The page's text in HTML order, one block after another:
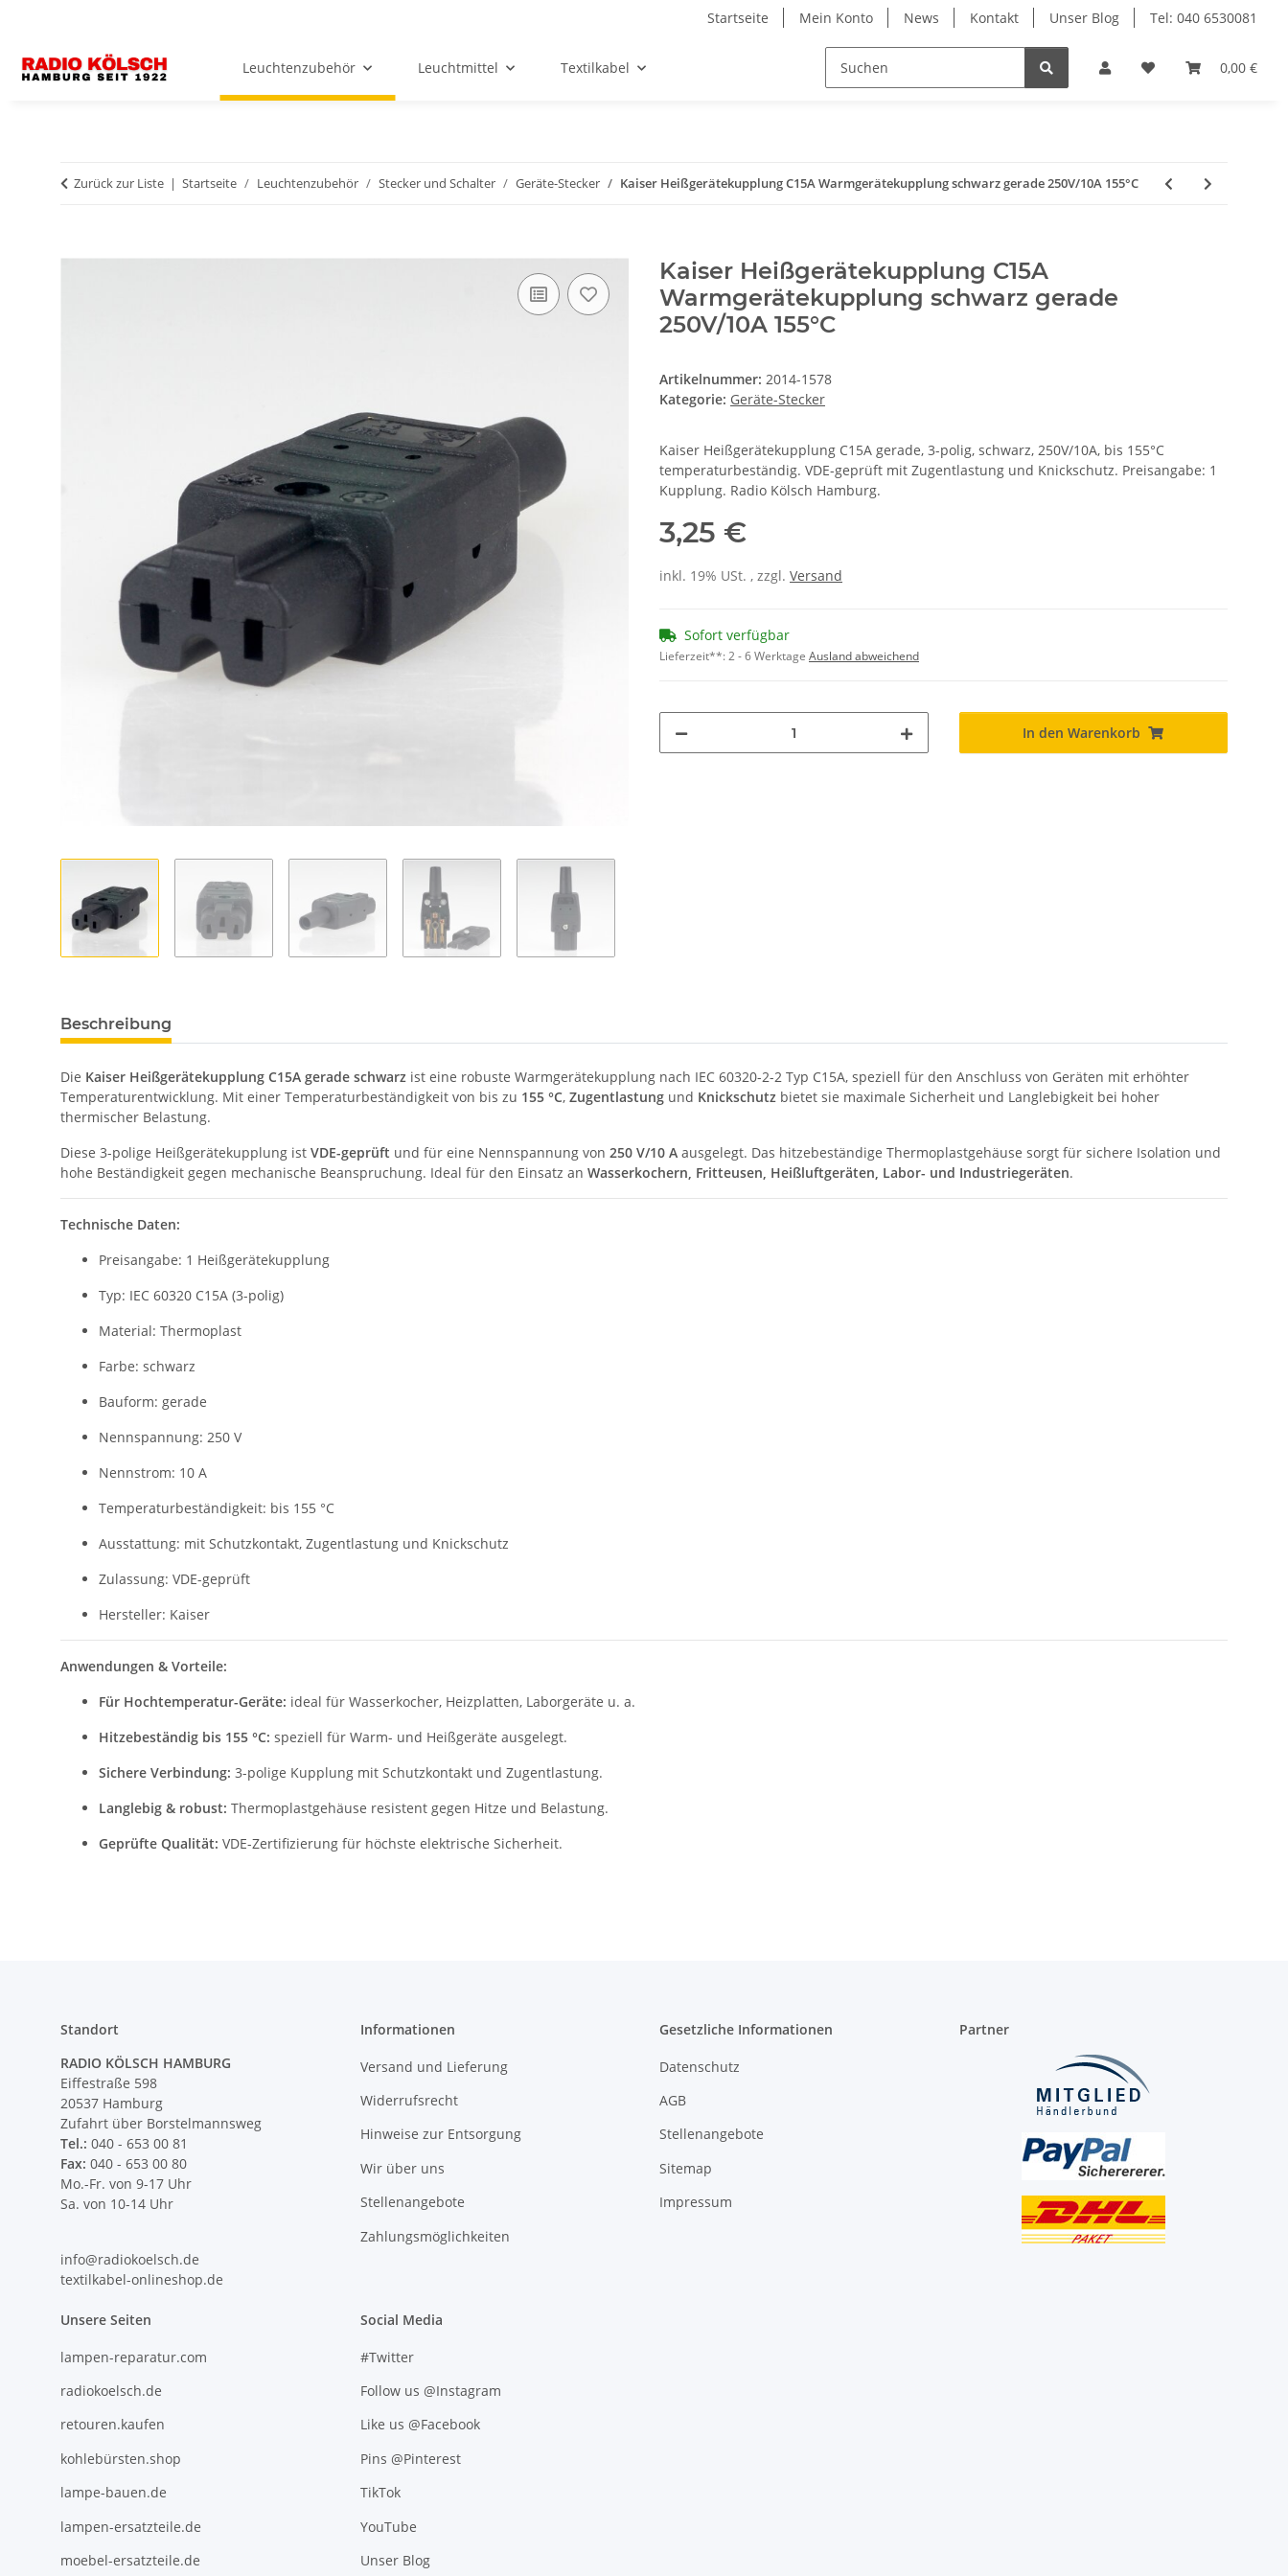
Startseite Mein Konto News Kontakt Unser Blog Tel: 040 6530081
0,00 €
Leuchtenzubehör Leuchtmittel Textilkabel
Zurück zur Liste Startseite Leuchtenzubehör Stecker und Schalter Geräte-Stecker Kaiser Heißgerätekupplung C15A Warmgerätekupplung schwarz gerade 250V/10A 155°C
Kaiser Heißgerätekupplung C15A
Warmgerätekupplung schwarz gerade
250V/10A 155°C
Artikelnummer: 2014-1578
Kategorie: Geräte-Stecker
Kaiser Heißgerätekupplung C15A gerade, 3-polig, schwarz, 250V/10A, bis 155°C
temperaturbeständig. VDE-geprüft mit Zugentlastung und Knickschutz. Preisangabe: 1
Kupplung. Radio Kölsch Hamburg.
3,25 €
inkl. 19% USt. , zzgl. Versand
Sofort verfügbar
Lieferzeit**:2 - 6 Werktage Ausland abweichend
In den Warenkorb
Beschreibung
Die Kaiser Heißgerätekupplung C15A gerade schwarz ist eine robuste Warmgerätekupplung nach IEC 60320-2-2 Typ C15A, speziell für den Anschluss von Geräten mit erhöhter
Temperaturentwicklung. Mit einer Temperaturbeständigkeit von bis zu 155 °C, Zugentlastung und Knickschutz bietet sie maximale Sicherheit und Langlebigkeit bei hoher
thermischer Belastung.
Diese 3-polige Heißgerätekupplung ist VDE-geprüft und für eine Nennspannung von 250 V/10 A ausgelegt. Das hitzebeständige Thermoplastgehäuse sorgt für sichere Isolation und
hohe Beständigkeit gegen mechanische Beanspruchung. Ideal für den Einsatz an Wasserkochern, Fritteusen, Heißluftgeräten, Labor- und Industriegeräten.
Technische Daten:
Preisangabe: 1 Heißgerätekupplung
Typ: IEC 60320 C15A (3-polig)
Material: Thermoplast
Farbe: schwarz
Bauform: gerade
Nennspannung: 250 V
Nennstrom: 10 A
Temperaturbeständigkeit: bis 155 °C
Ausstattung: mit Schutzkontakt, Zugentlastung und Knickschutz
Zulassung: VDE-geprüft
Hersteller: Kaiser
Anwendungen & Vorteile:
Für Hochtemperatur-Geräte: ideal für Wasserkocher, Heizplatten, Laborgeräte u. a.
Hitzebeständig bis 155 °C: speziell für Warm- und Heißgeräte ausgelegt.
Sichere Verbindung: 3-polige Kupplung mit Schutzkontakt und Zugentlastung.
Langlebig & robust: Thermoplastgehäuse resistent gegen Hitze und Belastung.
Geprüfte Qualität: VDE-Zertifizierung für höchste elektrische Sicherheit.
Standort
RADIO KÖLSCH HAMBURG
Eiffestraße 598
20537 Hamburg
Zufahrt über Borstelmannsweg
Tel.: 040 - 653 00 81
Fax: 040 - 653 00 80
Mo.-Fr. von 9-17 Uhr
Sa. von 10-14 Uhr
info@radiokoelsch.de
textilkabel-onlineshop.de
Informationen
Versand und Lieferung
Widerrufsrecht
Hinweise zur Entsorgung
Wir über uns
Stellenangebote
Zahlungsmöglichkeiten
Gesetzliche Informationen
Datenschutz
AGB
Stellenangebote
Sitemap
Impressum
Partner
Unsere Seiten
lampen-reparatur.com
radiokoelsch.de
retouren.kaufen
kohlebürsten.shop
lampe-bauen.de
lampen-ersatzteile.de
moebel-ersatzteile.de
Social Media
#Twitter
Follow us @Instagram
Like us @Facebook
Pins @Pinterest
TikTok
YouTube
Unser Blog